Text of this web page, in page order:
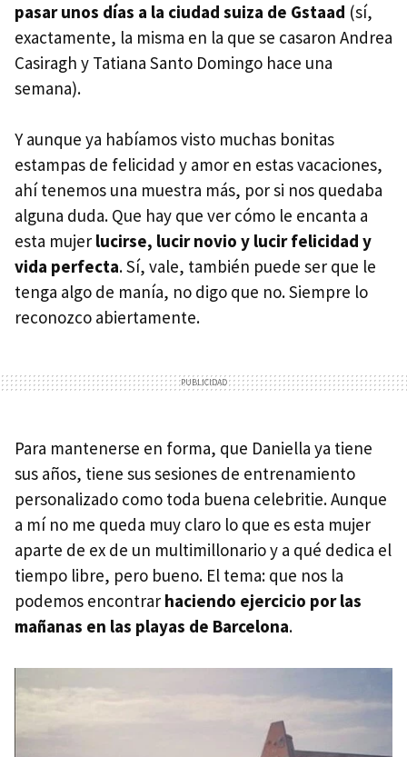
pasar unos días a la ciudad suiza de Gstaad (sí,
exactamente, la misma en la que se casaron Andrea
Casiragh y Tatiana Santo Domingo hace una
semana).
Y aunque ya habíamos visto muchas bonitas
estampas de felicidad y amor en estas vacaciones,
ahí tenemos una muestra más, por si nos quedaba
alguna duda. Que hay que ver cómo le encanta a
esta mujer lucirse, lucir novio y lucir felicidad y
vida perfecta. Sí, vale, también puede ser que le
tenga algo de manía, no digo que no. Siempre lo
reconozco abiertamente.
Para mantenerse en forma, que Daniella ya tiene
sus años, tiene sus sesiones de entrenamiento
personalizado como toda buena celebritie. Aunque
a mí no me queda muy claro lo que es esta mujer
aparte de ex de un multimillonario y a qué dedica el
tiempo libre, pero bueno. El tema: que nos la
podemos encontrar haciendo ejercicio por las
mañanas en las playas de Barcelona.